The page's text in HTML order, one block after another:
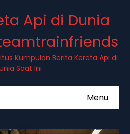
Api di Dunia
Kumpulan Berita Kereta Api di
Saat Ini
Menu